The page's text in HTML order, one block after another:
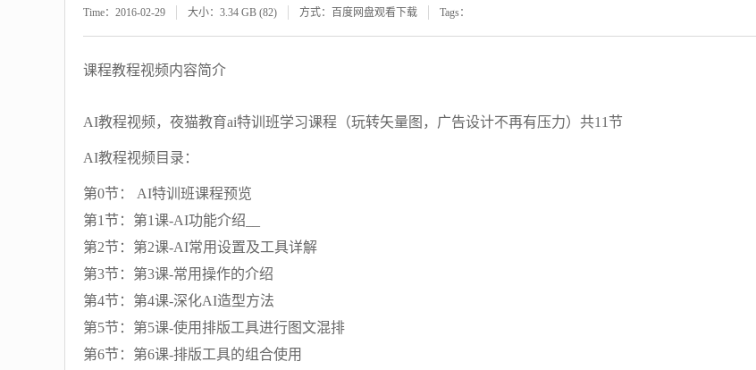
Time：2016-02-29 大小：3.34 GB (82) 方式：百度网盘观看下载 Tags：
课程教程视频内容简介
AI教程视频，夜猫教育ai特训班学习课程（玩转矢量图，广告设计不再有压力）共11节
AI教程视频目录：
第0节： AI特训班课程预览
第1节：第1课-AI功能介绍__
第2节：第2课-AI常用设置及工具详解
第3节：第3课-常用操作的介绍
第4节：第4课-深化AI造型方法
第5节：第5课-使用排版工具进行图文混排
第6节：第6课-排版工具的组合使用